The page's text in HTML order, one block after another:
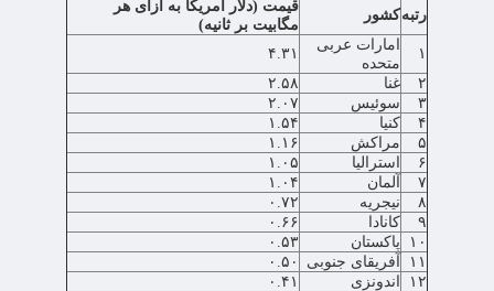
رتبهکشور
قیمت (دلار آمریکا به ازای هر
مگابیت بر ثانیه)
۱
امارات عربی
متحده
۴.۳۱
۲
غنا
۲.۵۸
۳
سوئیس
۲.۰۷
۴
کنیا
۱.۵۴
۵
مراکش
۱.۱۶
۶
استرالیا
۱.۰۵
۷
آلمان
۱.۰۴
۸
نیجریه
۰.۷۲
۹
کانادا
۰.۶۶
۱۰
پاکستان
۰.۵۳
۱۱
آفریقای جنوبی
۰.۵۰
۱۲
اندونزی
۰.۴۱